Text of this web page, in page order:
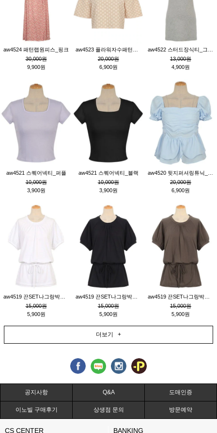
aw4524 패턴랩원피스_핑크
30,000원
9,900원
20,000원
6,900원
13,000원
4,900원
aw4521 스퀘어넥티_퍼플
10,000원
3,900원
aw4521 스퀘어넥티_블랙
10,000원
3,900원
20,000원
6,900원
15,000원
5,900원
15,000원
5,900원
15,000원
5,900원
더보기 +
공지사항 Q&A 도매인증
이노빌 구매후기 상생점 문의 방문예약
CS CENTER BANKING